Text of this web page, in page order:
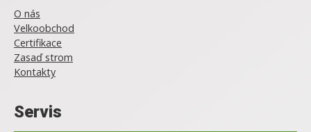
O nás
Velkoobchod
Certifikace
Zasaď strom
Kontakty
Servis